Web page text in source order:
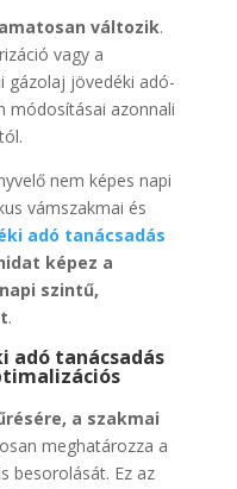
változik.
vagy a
gázolaj jövedéki adó-
módosításai azonnali
nem képes napi
vámszakmai és
adó tanácsadás
képez a
szintű,
.
adó tanácsadás
a szakmai
meghatározza a
besorolását. Ez az